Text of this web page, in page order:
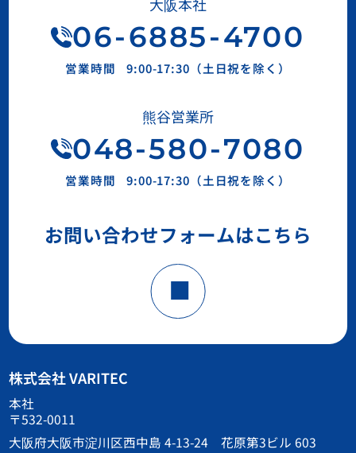
大阪本社
06-6885-4700
営業時間 9:00-17:30（土日祝を除く）
熊谷営業所
048-580-7080
営業時間 9:00-17:30（土日祝を除く）
お問い合わせフォームはこちら
株式会社 VARITEC
本社
〒532-0011
大阪府大阪市淀川区西中島 4-13-24 花原第3ビル 603